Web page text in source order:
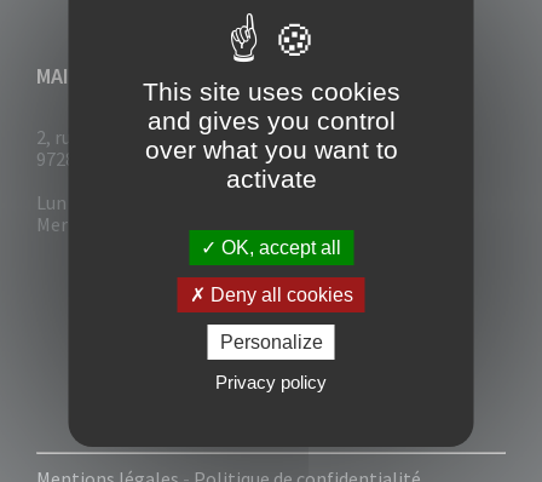
MAIRIE DU VAUCLIN
2, rue Collignon
97280 Le Vauclin
Lun - Mar : 7h30- 13h & 14h-17h
Mer-Jeu-Vend : 7h30 - 13h30
This site uses cookies
and gives you control
over what you want to
activate
OK, accept all
Deny all cookies
Personalize
Privacy policy